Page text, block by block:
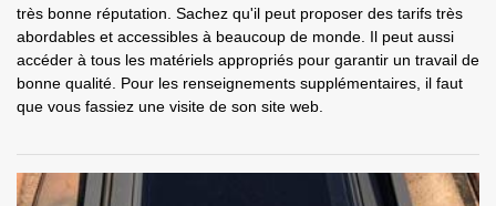
très bonne réputation. Sachez qu'il peut proposer des tarifs très
abordables et accessibles à beaucoup de monde. Il peut aussi
accéder à tous les matériels appropriés pour garantir un travail de
bonne qualité. Pour les renseignements supplémentaires, il faut
que vous fassiez une visite de son site web.